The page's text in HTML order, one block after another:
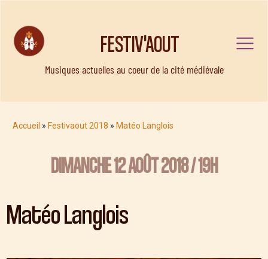
FESTIV'AOUT
Musiques actuelles au coeur de la cité médiévale
Accueil » Festivaout 2018 » Matéo Langlois
DIMANCHE 12 AOÛT 2018 / 19H
Matéo Langlois